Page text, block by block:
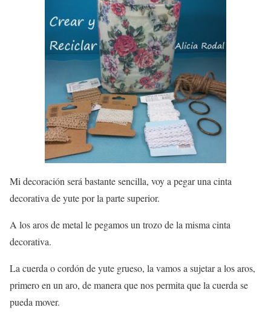
Mi decoración será bastante sencilla, voy a pegar una cinta
decorativa de yute por la parte superior.
A los aros de metal le pegamos un trozo de la misma cinta
decorativa.
La cuerda o cordón de yute grueso, la vamos a sujetar a los aros,
primero en un aro, de manera que nos permita que la cuerda se
pueda mover.